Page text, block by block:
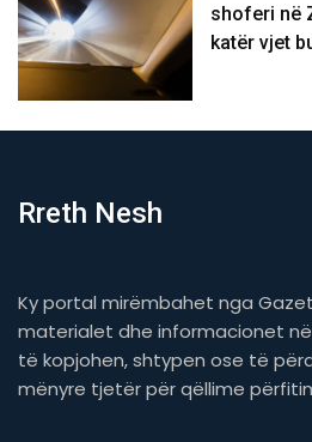
shoferi në
katër vjet
Rreth Nesh
Ky portal mirëmbahet nga
materialet dhe informacionet
të kopjohen, shtypen ose të
mënyre tjetër për qëllime